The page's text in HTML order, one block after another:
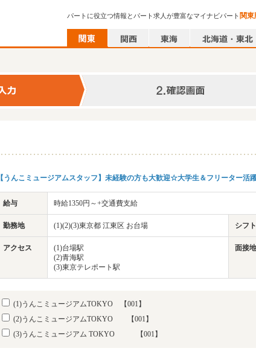
パートに役立つ情報とパート求人が豊富なマイナビパート 関東
【うんこミュージアムスタッフ】未経験の方も大歓迎☆大学生＆フリーター活躍
給与 時給1350円～+交通費支給
勤務地 (1)(2)(3)東京都 江東区 お台場 シフト
アクセス
(1)台場駅
(2)青海駅
(3)東京テレポート駅
面接地
(1)うんこミュージアムTOKYO 【001】
(2)うんこミュージアムTOKYO 【001】
(3)うんこミュージアム TOKYO 【001】